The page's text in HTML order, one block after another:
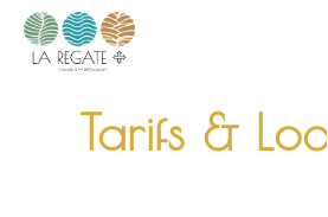
Tarifs &